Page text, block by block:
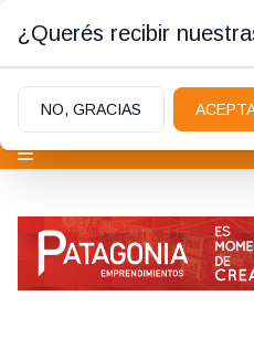
¿Querés recibir
NO, GRACIAS